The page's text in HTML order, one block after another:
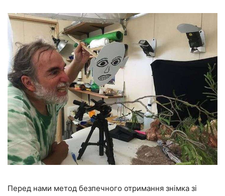
Перед нами метод безпечного отримання знімка зі